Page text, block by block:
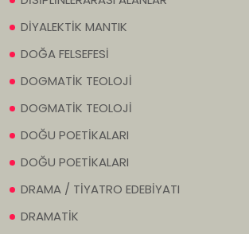
DİYALEKTİK MANTIK
DOĞA FELSEFESİ
DOGMATİK TEOLOJİ
DOGMATİK TEOLOJİ
DOĞU POETİKALARI
DOĞU POETİKALARI
DRAMA / TİYATRO EDEBİYATI
DRAMATİK